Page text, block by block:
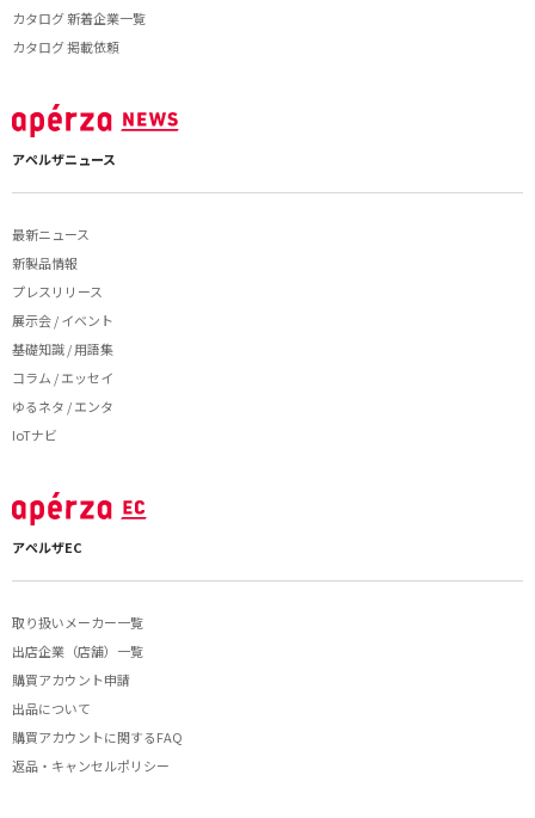
カタログ 新着企業一覧
カタログ 掲載依頼
アペルザニュース
最新ニュース
新製品情報
プレスリリース
展示会 / イベント
基礎知識 / 用語集
コラム / エッセイ
ゆるネタ / エンタ
IoTナビ
アペルザEC
取り扱いメーカー一覧
出店企業（店舗）一覧
購買アカウント申請
出品について
購買アカウントに関するFAQ
返品・キャンセルポリシー